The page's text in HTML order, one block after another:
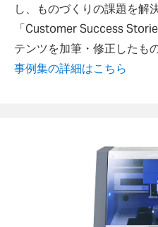
し、ものづくりの課題を解
「Customer Success
テンツを加筆・修正したも
事例集の詳細はこちら